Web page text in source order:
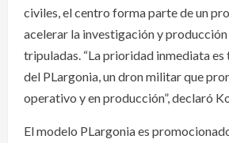
civiles, el centro forma parte de un
acelerar la investigación y producción
tripuladas. “La prioridad inmediata es
del PLargonia, un dron militar que
operativo y en producción”, declaró
El modelo PLargonia es